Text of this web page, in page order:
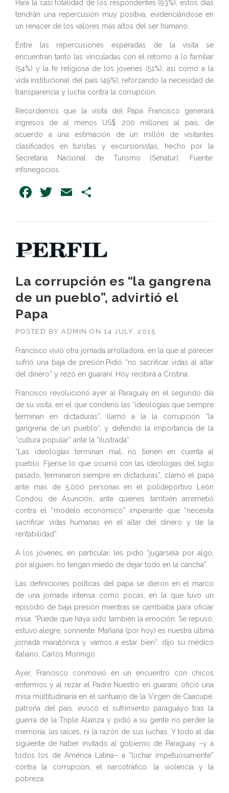
Para la casi totalidad de los respondentes (93%), estos días
tendrán una repercusión muy positiva, evidenciándose en
un renacer de los valores más altos del ser humano.
Entre las repercusiones esperadas de la visita se
encuentran tanto las vinculadas con el retorno a lo familiar
(54%) y la fe religiosa de los jóvenes (51%), así como a la
vida institucional del país (49%), reforzando la necesidad de
transparencia y lucha contra la corrupción.
Recordemos que la visita del Papa Francisco generará
ingresos de al menos US$ 200 millones al país, de
acuerdo a una estimación de un millón de visitantes
clasificados en turistas y excursionistas, hecho por la
Secretaría Nacional de Turismo (Senatur). Fuente:
infonegocios.
Facebook
Twitter
Email
La corrupción es “la gangrena
de un pueblo”, advirtió el
Papa
POSTED BY ADMIN ON 14 JULY, 2015
Francisco vivió otra jornada arrolladora, en la que al parecer
sufrió una baja de presión.Pidió “no sacrificar vidas al altar
del dinero” y rezó en guaraní. Hoy recibirá a Cristina.
Francisco revolucionó ayer al Paraguay en el segundo día
de su visita, en el que condenó las “ideologías que siempre
terminan en dictaduras”, llamó a la la corrupción “la
gangrena de un pueblo”, y defendió la importancia de la
“cultura popular” ante la “ilustrada”.
“Las ideologías terminan mal, no tienen en cuenta al
pueblo. Fíjense lo que ocurrió con las ideologías del siglo
pasado, terminaron siempre en dictaduras”, clamó el papa
ante más de 5.000 personas en el polideportivo León
Condou de Asunción, ante quienes también arremetió
contra el “modelo económico” imperante que “necesita
sacrificar vidas humanas en el altar del dinero y de la
rentabilidad”.
A los jóvenes, en particular, les pidió “jugársela por algo,
por alguien, no tengan miedo de dejar todo en la cancha”.
Las definiciones políticas del papa se dieron en el marco
de una jornada intensa como pocas, en la que tuvo un
episodio de baja presión mientras se cambiaba para oficiar
misa. “Puede que haya sido también la emoción. Se repuso,
estuvo alegre, sonriente. Mañana (por hoy) es nuestra última
jornada maratónica y vamos a estar bien”, dijo su médico
italiano, Carlos Morínigo.
Ayer, Francisco conmovió en un encuentro con chicos
enfermos y al rezar el Padre Nuestro en guaraní; ofició una
misa multitudinaria en el santuario de la Virgen de Caacupé,
patrona del país, evocó el sufrimiento paraguayo tras la
guerra de la Triple Alianza y pidió a su gente no perder la
memoria, las raíces, ni la razón de sus luchas. Y todo al día
siguiente de haber invitado al gobierno de Paraguay –y a
todos los de América Latina– a “luchar impetuosamente”
contra la corrupción, el narcotráfico, la violencia y la
pobreza.